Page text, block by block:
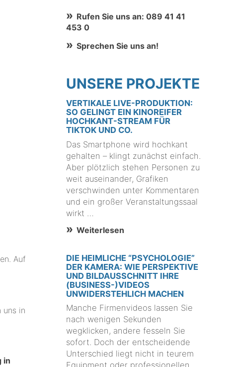
Auf
uns in
in
Rufen Sie uns an: 089 41 41
453 0
Sprechen Sie uns an!
UNSERE PROJEKTE
VERTIKALE LIVE-PRODUKTION:
SO GELINGT EIN KINOREIFER
HOCHKANT-STREAM FÜR
TIKTOK UND CO.
Das Smartphone wird hochkant
gehalten – klingt zunächst einfach.
Aber plötzlich stehen Personen zu
weit auseinander, Grafiken
verschwinden unter Kommentaren
und ein großer Veranstaltungssaal
wirkt …
Weiterlesen
DIE HEIMLICHE “PSYCHOLOGIE”
DER KAMERA: WIE PERSPEKTIVE
UND BILDAUSSCHNITT IHRE
(BUSINESS-)VIDEOS
UNWIDERSTEHLICH MACHEN
Manche Firmenvideos lassen Sie
nach wenigen Sekunden
wegklicken, andere fesseln Sie
sofort. Doch der entscheidende
Unterschied liegt nicht in teurem